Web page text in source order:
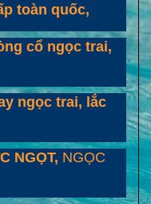
toàn quốc,
cổ ngọc trai,
ngọc trai, lắc
NGỌT, NGỌC